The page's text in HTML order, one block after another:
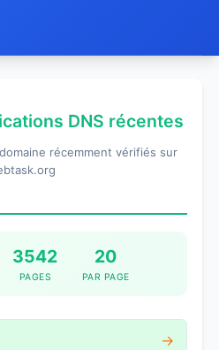
DNS récentes
récemment vérifiés sur
3542
PAGES
20
PAR PAGE
→